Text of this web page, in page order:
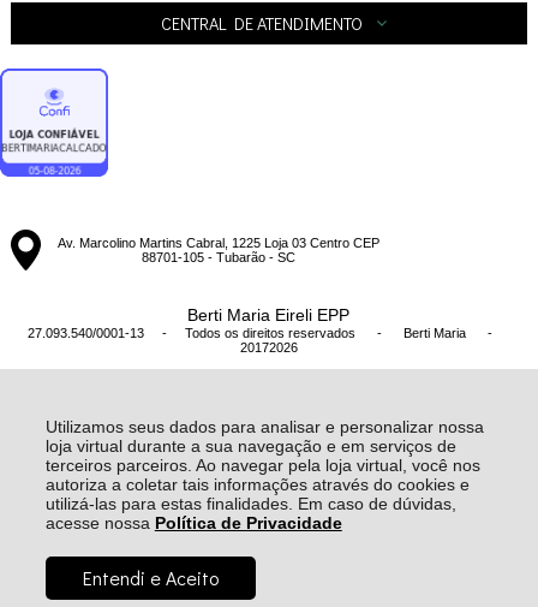
Utilizamos seus dados para analisar e personalizar nossa
loja virtual durante a sua navegação e em serviços de
terceiros parceiros. Ao navegar pela loja virtual, você nos
autoriza a coletar tais informações através do cookies e
utilizá-las para estas finalidades. Em caso de dúvidas,
acesse nossa Política de Privacidade
Entendi e Aceito
CENTRAL DE ATENDIMENTO
Av. Marcolino Martins Cabral, 1225 Loja 03 Centro CEP
88701-105 - Tubarão - SC
Berti Maria Eireli EPP
27.093.540/0001-13 - Todos os direitos reservados - Berti Maria
-
20172026
R$ 899,99
à vista no boleto ou pix